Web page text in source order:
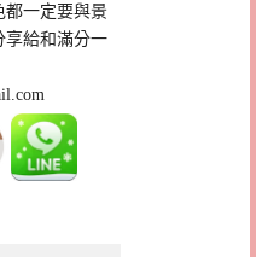
都一定要與景
享給和滿分一